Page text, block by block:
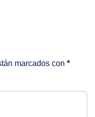
marcados con *